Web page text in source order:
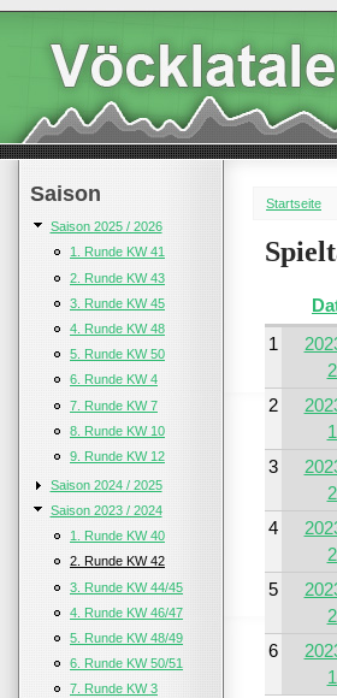
Saison
Saison 2025 / 2026
1. Runde KW 41
2. Runde KW 43
3. Runde KW 45
4. Runde KW 48
5. Runde KW 50
6. Runde KW 4
7. Runde KW 7
8. Runde KW 10
9. Runde KW 12
Saison 2024 / 2025
Saison 2023 / 2024
1. Runde KW 40
2. Runde KW 42
3. Runde KW 44/45
4. Runde KW 46/47
5. Runde KW 48/49
6. Runde KW 50/51
7. Runde KW 3
Startseite
1
2
3
4
5
6